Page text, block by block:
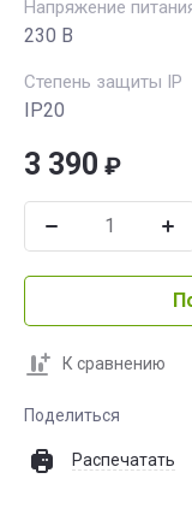
Напряжение
230 В
Степень защиты IP
IP20
3 390 ₽
К сравнению
Поделиться
Распечатать